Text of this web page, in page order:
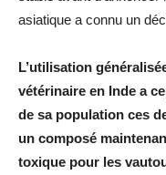
asiatique a connu un
L’utilisation
vétérinaire en Inde a
de sa population ces
un composé
toxique pour les